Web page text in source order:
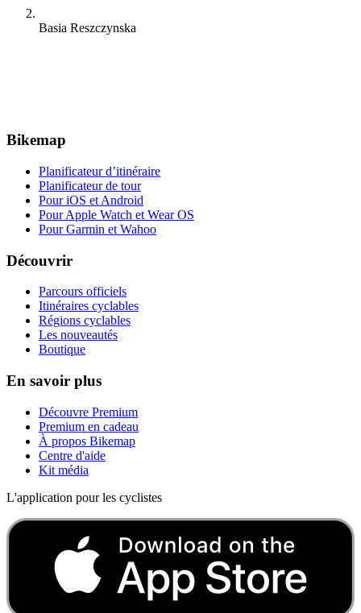
Basia Reszczynska
Bikemap
Planificateur d’itinéraire
Planificateur de tour
Pour iOS et Android
Pour Apple Watch et Wear OS
Pour Garmin et Wahoo
Découvrir
Parcours officiels
Itinéraires cyclables
Régions cyclables
Les nouveautés
Boutique
En savoir plus
Découvre Premium
Premium en cadeau
À propos Bikemap
Centre d'aide
Kit média
L'application pour les cyclistes